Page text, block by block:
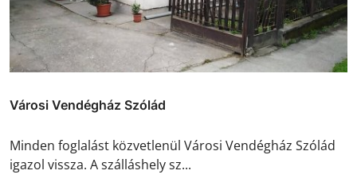
Városi Vendégház Szólád
Minden foglalást közvetlenül Városi Vendégház Szólád
igazol vissza. A szálláshely sz...